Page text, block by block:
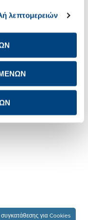
λεπτομερειών
προστασίας
confidentialité à
des actionnaires
για Cookies